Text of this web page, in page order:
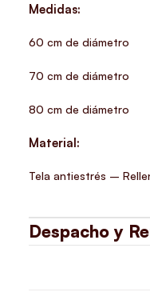
Medidas:
60 cm de diámetro
70 cm de diámetro
80 cm de diámetro
Material:
Tela antiestrés –
Despacho y